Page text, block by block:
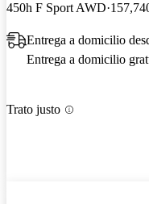
450h F Sport AWD
Entrega a domicilio
Entrega a domicilio
Trato justo